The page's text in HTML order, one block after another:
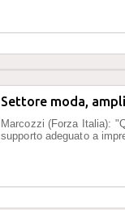
Settore moda,
Marcozzi (Forza Italia):
supporto adeguato a